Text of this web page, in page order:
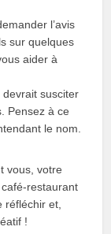
l’avis
sur quelques
aider à
susciter
Pensez à ce
le nom.
vous, votre
restaurant
réfléchir et,
!